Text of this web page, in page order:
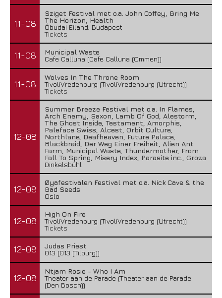
11-08
Sziget Festival met o.a. John Coffey, Bring Me
The Horizon, Health
Óbudai Eiland, Budapest
Tickets
11-08
Municipal Waste
Cafe Calluna (Cafe Calluna (Ommen))
11-08
Wolves In The Throne Room
TivoliVredenburg (TivoliVredenburg (Utrecht))
Tickets
12-08
Summer Breeze Festival met o.a. In Flames,
Arch Enemy, Saxon, Lamb Of God, Alestorm,
The Ghost Inside, Testament, Amorphis,
Paleface Swiss, Alcest, Orbit Culture,
Northlane, Deafheaven, Future Palace,
Blackbraid, Der Weg Einer Freiheit, Alien Ant
Farm, Municipal Waste, Thundermother, From
Fall To Spring, Misery Index, Parasite inc., Groza
Dinkelsbühl
12-08
Øyafestivalen Festival met o.a. Nick Cave & the
Bad Seeds
Oslo
12-08
High On Fire
TivoliVredenburg (TivoliVredenburg (Utrecht))
Tickets
12-08
Judas Priest
013 (013 (Tilburg))
12-08
Ntjam Rosie - Who I Am
Theater aan de Parade (Theater aan de Parade
(Den Bosch))